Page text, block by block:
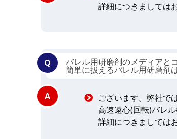
詳細につきましては
バレル用研磨剤のメディアと
簡単に扱えるバレル用研磨剤
ございます。弊社で
高速遠心(回転)バレ
詳細につきましては